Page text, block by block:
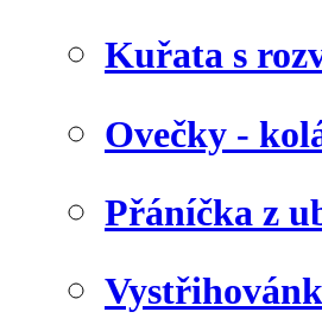
Kuřata s
Ovečky -
Přáníčka z